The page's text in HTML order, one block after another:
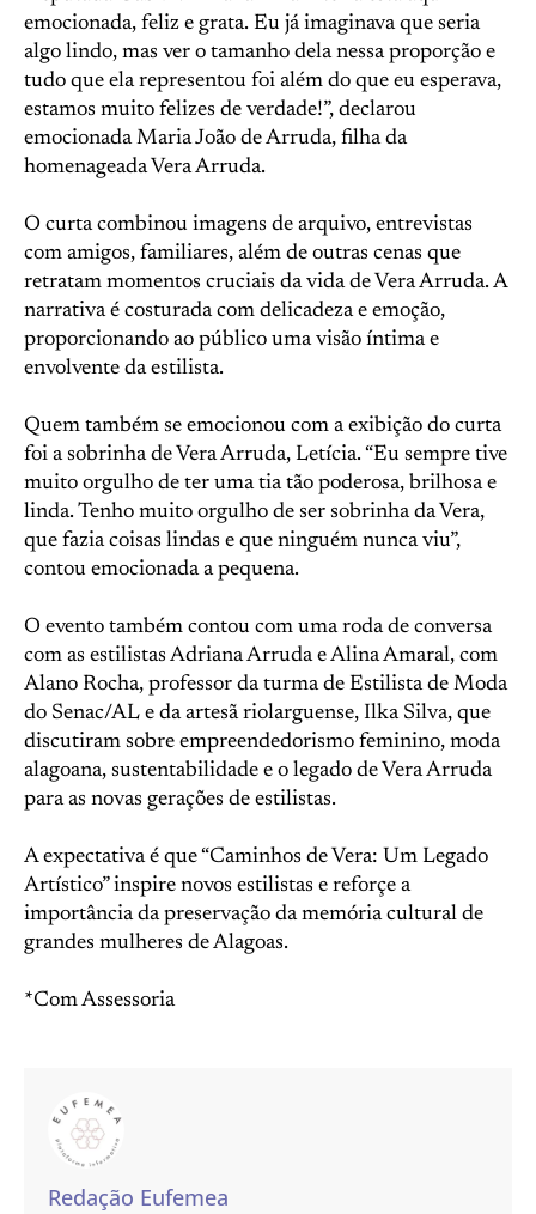
emocionada, feliz e grata. Eu já imaginava que seria
algo lindo, mas ver o tamanho dela nessa proporção e
tudo que ela representou foi além do que eu esperava,
estamos muito felizes de verdade!”, declarou
emocionada Maria João de Arruda, filha da
homenageada Vera Arruda.
O curta combinou imagens de arquivo, entrevistas
com amigos, familiares, além de outras cenas que
retratam momentos cruciais da vida de Vera Arruda. A
narrativa é costurada com delicadeza e emoção,
proporcionando ao público uma visão íntima e
envolvente da estilista.
Quem também se emocionou com a exibição do curta
foi a sobrinha de Vera Arruda, Letícia. “Eu sempre tive
muito orgulho de ter uma tia tão poderosa, brilhosa e
linda. Tenho muito orgulho de ser sobrinha da Vera,
que fazia coisas lindas e que ninguém nunca viu”,
contou emocionada a pequena.
O evento também contou com uma roda de conversa
com as estilistas Adriana Arruda e Alina Amaral, com
Alano Rocha, professor da turma de Estilista de Moda
do Senac/AL e da artesã riolarguense, Ilka Silva, que
discutiram sobre empreendedorismo feminino, moda
alagoana, sustentabilidade e o legado de Vera Arruda
para as novas gerações de estilistas.
A expectativa é que “Caminhos de Vera: Um Legado
Artístico” inspire novos estilistas e reforçe a
importância da preservação da memória cultural de
grandes mulheres de Alagoas.
*Com Assessoria
Redação Eufemea